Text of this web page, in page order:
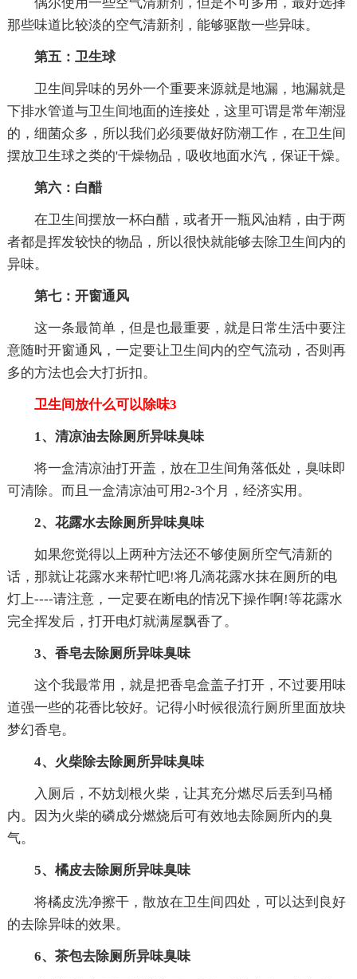
那些味道比较淡的空气清新剂，能够驱散一些异味。
第五：卫生球
卫生间异味的另外一个重要来源就是地漏，地漏就是
下排水管道与卫生间地面的连接处，这里可谓是常年潮湿
的，细菌众多，所以我们必须要做好防潮工作，在卫生间
摆放卫生球之类的'干燥物品，吸收地面水汽，保证干燥。
第六：白醋
在卫生间摆放一杯白醋，或者开一瓶风油精，由于两
者都是挥发较快的物品，所以很快就能够去除卫生间内的
异味。
第七：开窗通风
这一条最简单，但是也最重要，就是日常生活中要注
意随时开窗通风，一定要让卫生间内的空气流动，否则再
多的方法也会大打折扣。
卫生间放什么可以除味3
1、清凉油去除厕所异味臭味
将一盒清凉油打开盖，放在卫生间角落低处，臭味即
可清除。而且一盒清凉油可用2-3个月，经济实用。
2、花露水去除厕所异味臭味
如果您觉得以上两种方法还不够使厕所空气清新的
话，那就让花露水来帮忙吧!将几滴花露水抹在厕所的电
灯上----请注意，一定要在断电的情况下操作啊!等花露水
完全挥发后，打开电灯就满屋飘香了。
3、香皂去除厕所异味臭味
这个我最常用，就是把香皂盒盖子打开，不过要用味
道强一些的花香比较好。记得小时候很流行厕所里面放块
梦幻香皂。
4、火柴除去除厕所异味臭味
入厕后，不妨划根火柴，让其充分燃尽后丢到马桶
内。因为火柴的磷成分燃烧后可有效地去除厕所内的臭
气。
5、橘皮去除厕所异味臭味
将橘皮洗净擦干，散放在卫生间四处，可以达到良好
的去除异味的效果。
6、茶包去除厕所异味臭味